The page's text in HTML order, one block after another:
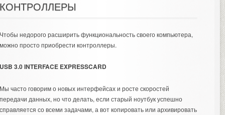
недорого расширить функциональность своего компьютера,
просто приобрести контроллеры.
3.0 INTERFACE EXPRESSCARD
часто говорим о новых интерфейсах и росте скоростей
данных, но что делать, если старый ноутбук успешно
со всеми задачами, а вот копировать или архивировать